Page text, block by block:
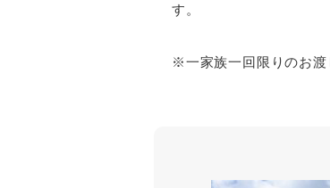
す。
※一家族一回限りのお渡